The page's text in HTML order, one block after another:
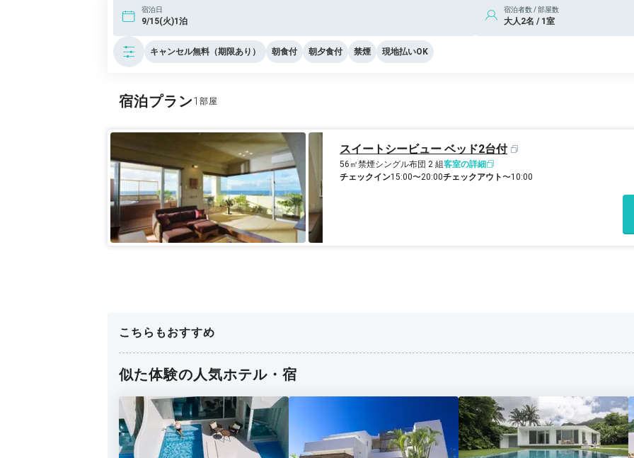
宿泊日
9/15(火)1泊
宿泊者数 / 部屋数
大人2名 / 1室
キャンセル無料（期限あり） 朝食付 朝夕食付 禁煙 現地払いOK
宿泊プラン1
スイートシービュー ベッド2台付
56㎡禁煙シングル布団 2 組客室の詳細
チェックイン15:00〜20:00チェックアウト〜10:00
こちらもおすすめ
似た体験の人気ホテル・宿